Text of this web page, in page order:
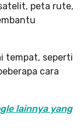
peta rute,
tempat, seperti
cara
lainnya yang